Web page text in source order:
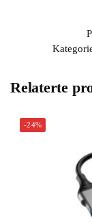
Relaterte
-24%